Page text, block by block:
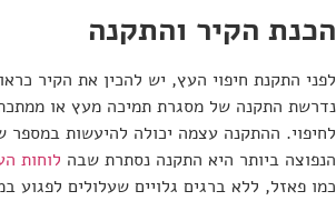
הכנת הקיר והתקנה
לפני התקנת חיפוי העץ, יש להכין את הקיר
נדרשת התקנה של מסגרת תמיכה מעץ או
לחיפוי. ההתקנה עצמה יכולה להיעשות
הנפוצה ביותר היא התקנה נסתרת שבה לוחות
כמו פאזל, ללא ברגים גלויים שעלולים לפגוע